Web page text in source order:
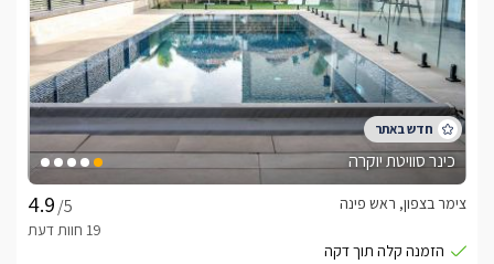
לצפייה באטרקציות ומסעדות בקרבת מיקי'ס אירוח -
לחצו כאן
כינר סוויטת יוקרה
/5
צימר בצפון, ראש פינה